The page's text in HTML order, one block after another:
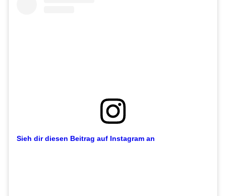
Sieh dir diesen Beitrag auf Instagram an